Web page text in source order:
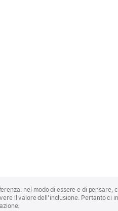
nel modo di essere e di pensare,
il valore dell’inclusione. Pertanto ci